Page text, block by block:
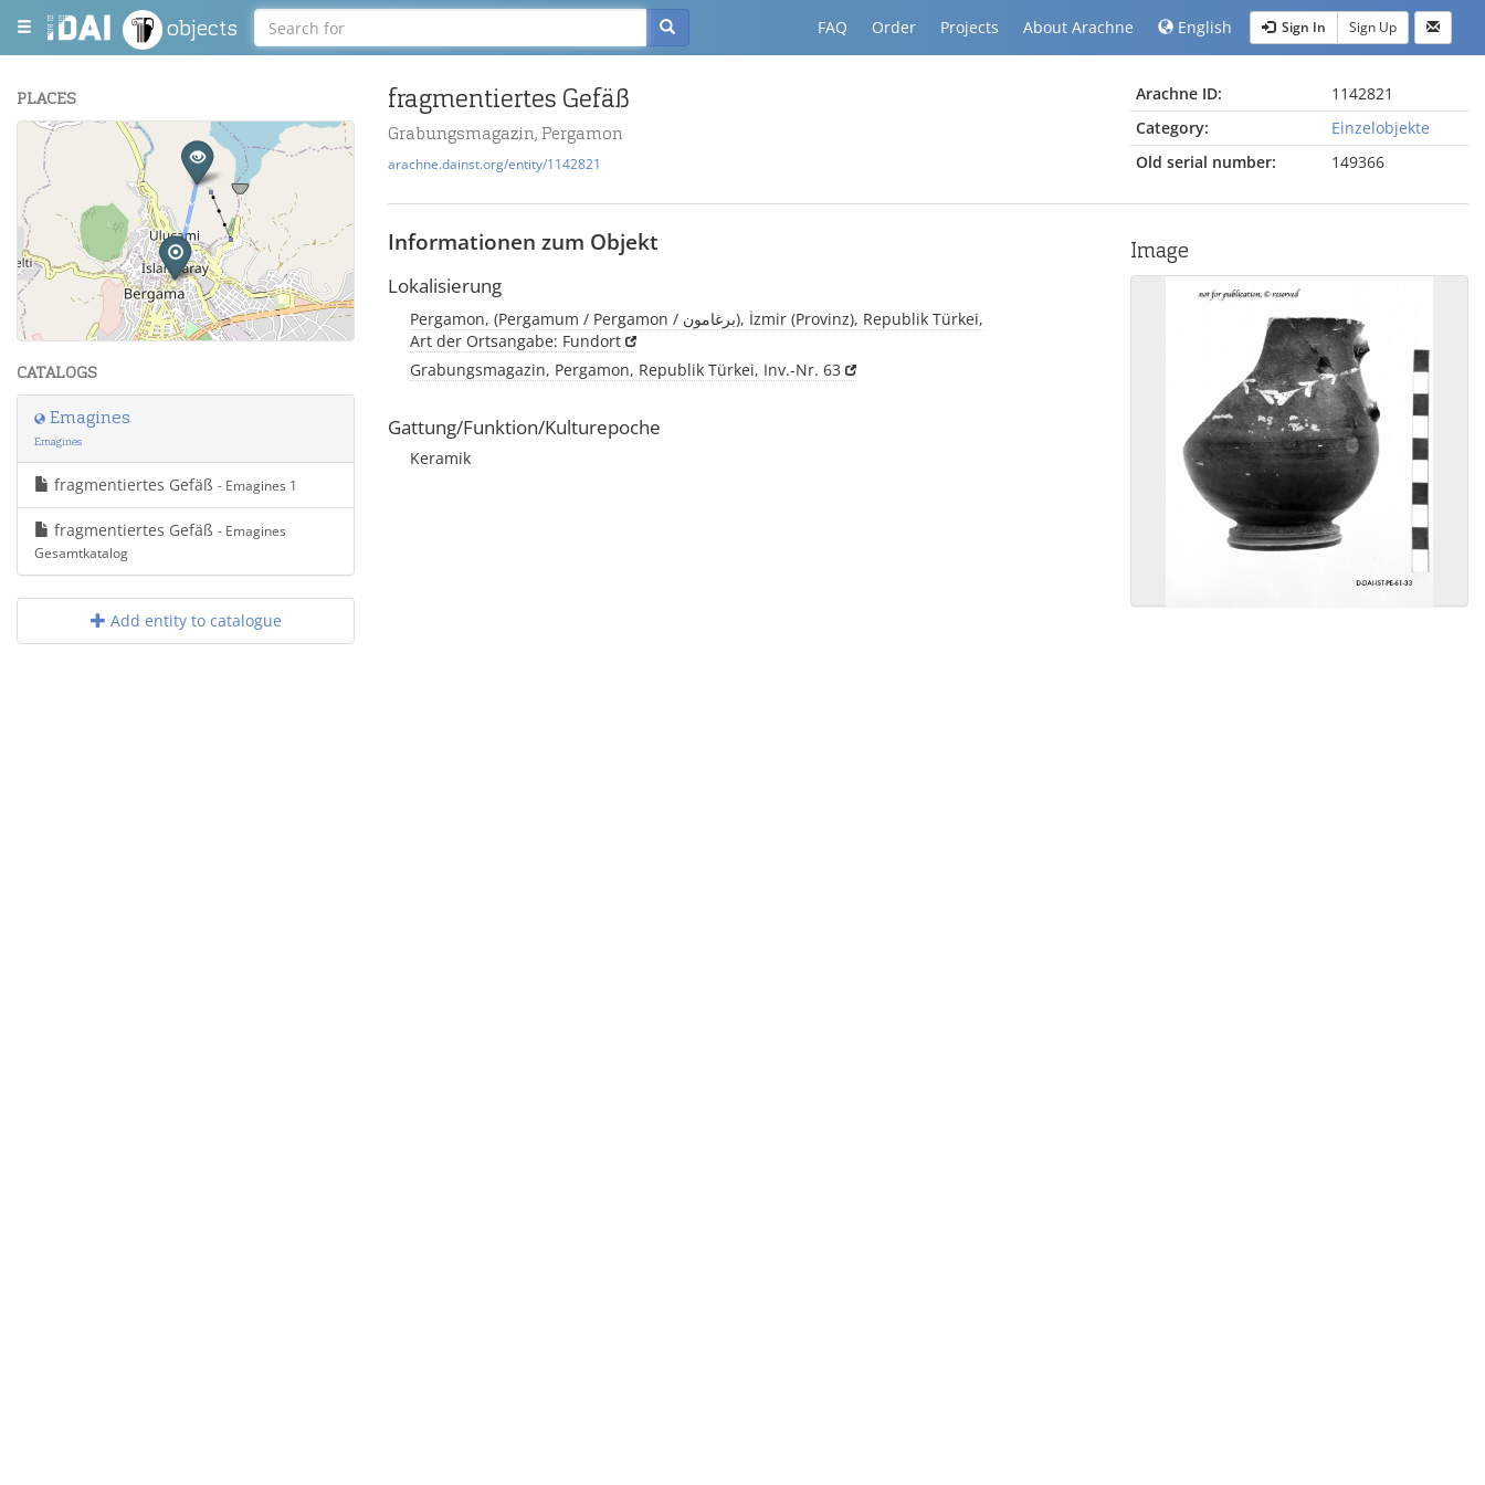
objects FAQ Order Projects About Arachne English Sign In Sign Up
PLACES
+
−
Leaflet| Maps and Data © OpenStreetMap
CATALOGS
Emagines
Emagines
fragmentiertes Gefäß - Emagines 1
fragmentiertes Gefäß - Emagines
Gesamtkatalog
Add entity to catalogue
fragmentiertes Gefäß
Grabungsmagazin, Pergamon
arachne.dainst.org/entity/1142821
Arachne ID:
1142821
Category:
Einzelobjekte
Old serial number:
149366
Informationen zum Objekt
Lokalisierung
Pergamon, (Pergamum / Pergamon / برغامون), İzmir (Provinz), Republik Türkei,
Art der Ortsangabe: Fundort
Grabungsmagazin, Pergamon, Republik Türkei, Inv.-Nr. 63
Gattung/Funktion/Kulturepoche
Keramik
Image